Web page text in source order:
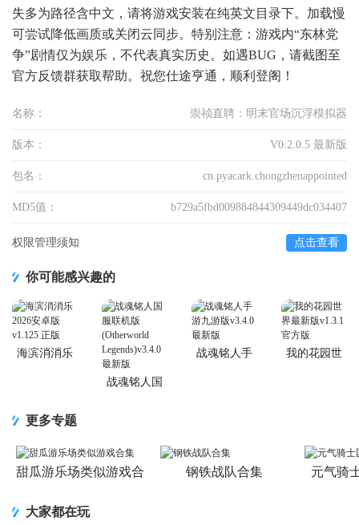
失多为路径含中文，请将游戏安装在纯英文目录下。加载慢
可尝试降低画质或关闭云同步。特别注意：游戏内“东林党
争”剧情仅为娱乐，不代表真实历史。如遇BUG，请截图至
官方反馈群获取帮助。祝您仕途亨通，顺利登阁！
名称： 崇祯直聘：明末官场沉浮模拟器
版本： V0.2.0.5 最新版
包名： cn.pyacark.chongzhenappointed
MD5值： b729a5fbd009884844309449dc034407
权限管理须知 点击查看
你可能感兴趣的
海滨消消乐
战魂铭人国
战魂铭人手
我的花园世
更多专题
甜瓜游乐场类似游戏合
钢铁战队合集 元气骑
大家都在玩